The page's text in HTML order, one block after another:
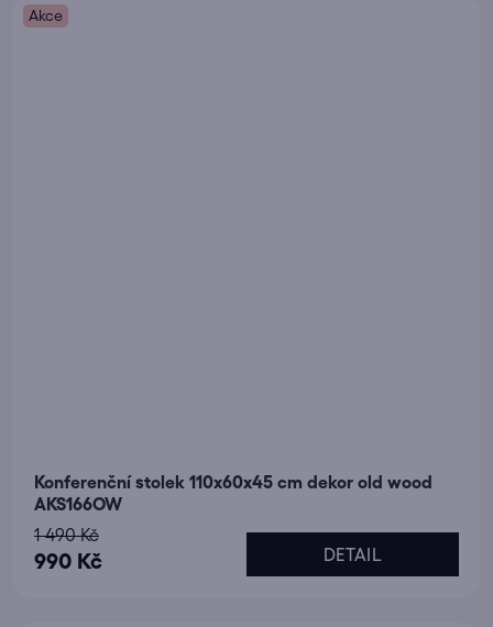
Akce
Konferenční stolek 110x60x45 cm dekor old wood
AKS166OW
990 Kč
1 490 Kč
DETAIL